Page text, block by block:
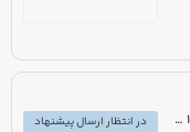
مزایده دولتی موتورسیکلت تیماس CG125 مدل 1386 رنگ قرمز
در انتظار ارسال پیشنهاد